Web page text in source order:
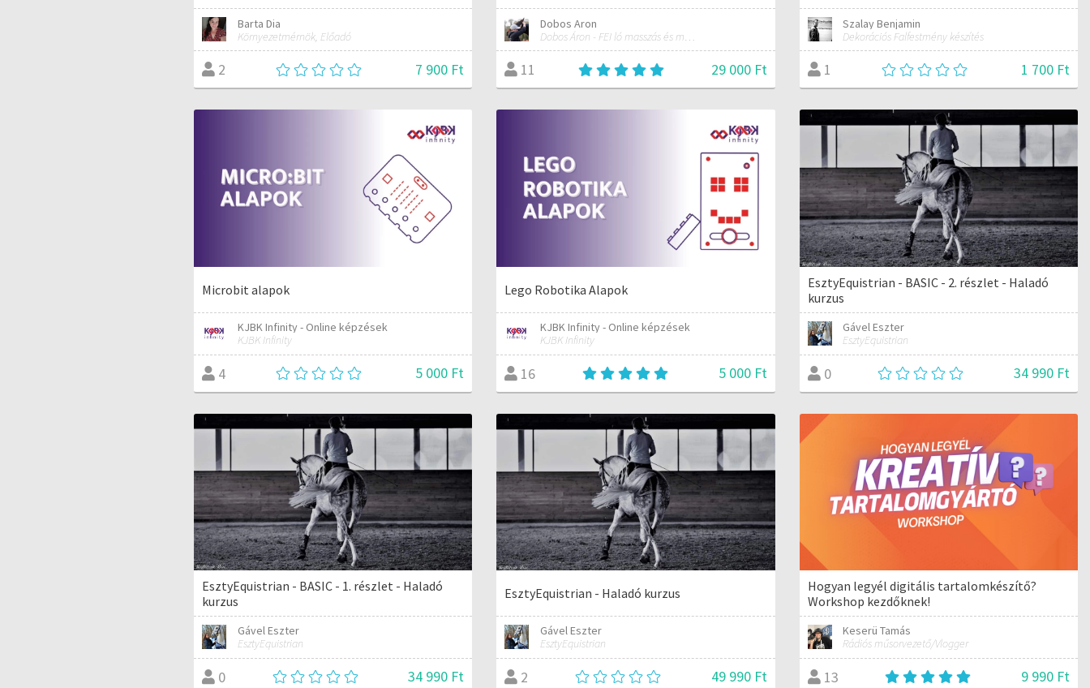
Barta Dia
Környezetmérnök, Előadó
2 7 900 Ft
Dobos Aron
Dobos Áron - FEI ló masszás és manuálterapeuta
11 29 000 Ft
Szalay Benjamin
Dekorációs Falfestmény készítés
1 1 700 Ft
Microbit alapok
KJBK Infinity - Online képzések
KJBK Infinity
4 5 000 Ft
Lego Robotika Alapok
KJBK Infinity - Online képzések
KJBK Infinity
16 5 000 Ft
EsztyEquistrian - BASIC - 2. részlet - Haladó
kurzus
Gável Eszter
EsztyEquistrian
0 34 990 Ft
EsztyEquistrian - BASIC - 1. részlet - Haladó
kurzus
Gável Eszter
EsztyEquistrian
0 34 990 Ft
EsztyEquistrian - Haladó kurzus
Gável Eszter
EsztyEquistrian
2 49 990 Ft
Hogyan legyél digitális tartalomkészítő?
Workshop kezdőknek!
Keserü Tamás
Rádiós műsorvezető/Vlogger
13 9 990 Ft